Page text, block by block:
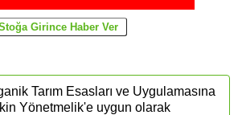
Tarım Esasları ve Uygulamasına
Yönetmelik'e uygun olarak